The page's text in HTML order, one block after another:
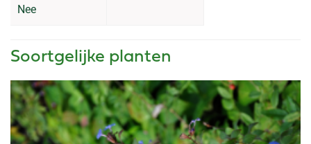
Nee
Soortgelijke planten